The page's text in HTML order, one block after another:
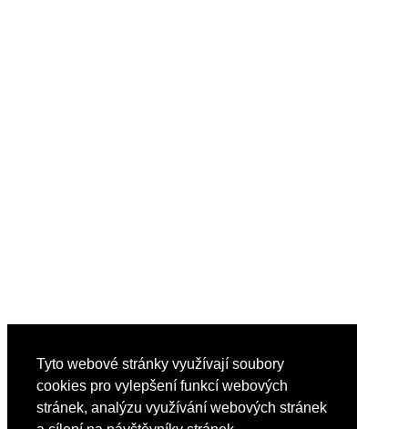
Tyto webové stránky využívají soubory
cookies pro vylepšení funkcí webových
stránek, analýzu využívání webových stránek